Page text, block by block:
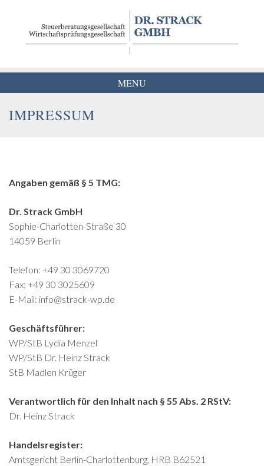
content
MENU
IMPRESSUM
Angaben gemäß § 5 TMG:
Dr. Strack GmbH
Sophie-Charlotten-Straße 30
14059 Berlin
Telefon: +49 30 3069720
Fax: +49 30 3025609
E-Mail: info@strack-wp.de
Geschäftsführer:
WP/StB Lydia Menzel
WP/StB Dr. Heinz Strack
StB Madlen Krüger
Verantwortlich für den Inhalt nach § 55 Abs. 2 RStV:
Dr. Heinz Strack
Handelsregister:
Amtsgericht Berlin-Charlottenburg, HRB B62521